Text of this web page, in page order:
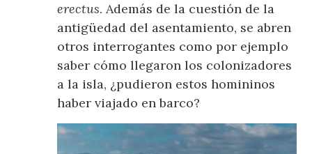
erectus. Además de la cuestión de la
antigüedad del asentamiento, se abren
otros interrogantes como por ejemplo
saber cómo llegaron los colonizadores
a la isla, ¿pudieron estos homininos
haber viajado en barco?